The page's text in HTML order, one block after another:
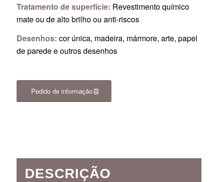
Tratamento de superfície: Revestimento químico
mate ou de alto brilho ou anti-riscos
Desenhos: cor única, madeira, mármore, arte, papel
de parede e outros desenhos
Pedido de informação
DESCRIÇÃO